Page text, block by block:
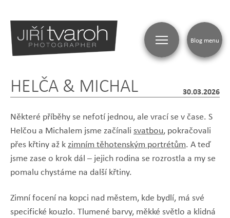
HELČA & MICHAL 30.03.2026
Některé příběhy se nefotí jednou, ale vrací se v čase. S
Helčou a Michalem jsme začínali svatbou, pokračovali
přes křtiny až kzimním těhotenským portrétům. A teď
jsme zase o krok dál – jejich rodina se rozrostla a my se
pomalu chystáme na další křtiny.
Zimní focení na kopci nad městem, kde bydlí, má své
specifické kouzlo. Tlumené barvy, měkké světlo a klidná
Blog menu